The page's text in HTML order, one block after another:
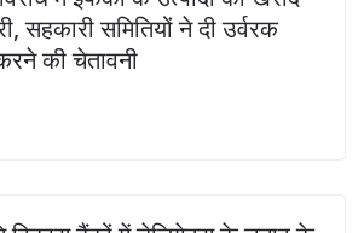
सहकारी समितियों ने दी उर्वरक
की चेतावनी